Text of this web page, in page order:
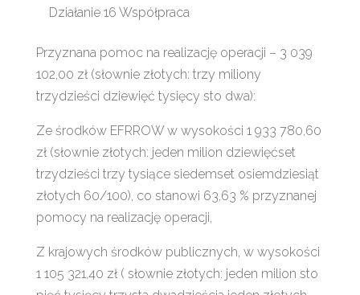
Działanie 16 Współpraca
Przyznana pomoc na realizację operacji – 3 039
102,00 zł (słownie złotych: trzy miliony
trzydzieści dziewięć tysięcy sto dwa):
Ze środków EFRROW w wysokości 1 933 780,60
zł (słownie złotych: jeden milion dziewięćset
trzydzieści trzy tysiące siedemset osiemdziesiąt
złotych 60/100), co stanowi 63,63 % przyznanej
pomocy na realizację operacji,
Z krajowych środków publicznych, w wysokości
1 105 321,40 zł ( słownie złotych: jeden milion sto